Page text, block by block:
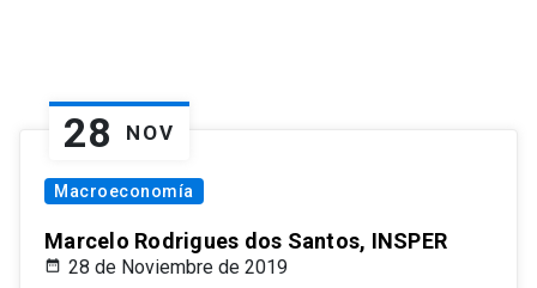
28 NOV
Macroeconomía
Marcelo Rodrigues dos Santos, INSPER
28 de Noviembre de 2019